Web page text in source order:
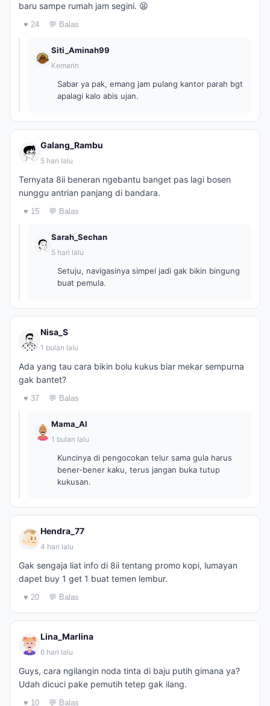
baru sampe rumah jam segini. 😫
♥ 24 💬 Balas
Siti_Aminah99
Kemarin
Sabar ya pak, emang jam pulang kantor parah bgt
apalagi kalo abis ujan.
Galang_Rambu
5 hari lalu
Ternyata 8ii beneran ngebantu banget pas lagi bosen
nunggu antrian panjang di bandara.
♥ 15 💬 Balas
Sarah_Sechan
5 hari lalu
Setuju, navigasinya simpel jadi gak bikin bingung
buat pemula.
Nisa_S
1 bulan lalu
Ada yang tau cara bikin bolu kukus biar mekar sempurna
gak bantet?
♥ 37 💬 Balas
Mama_Al
1 bulan lalu
Kuncinya di pengocokan telur sama gula harus
bener-bener kaku, terus jangan buka tutup
kukusan.
Hendra_77
4 hari lalu
Gak sengaja liat info di 8ii tentang promo kopi, lumayan
dapet buy 1 get 1 buat temen lembur.
♥ 20 💬 Balas
Lina_Marlina
6 hari lalu
Guys, cara ngilangin noda tinta di baju putih gimana ya?
Udah dicuci pake pemutih tetep gak ilang.
♥ 10 💬 Balas